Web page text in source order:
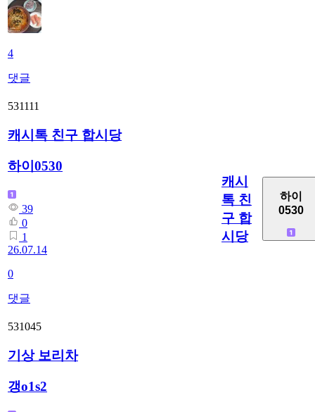
4
댓글
531111
캐시톡 친구 합시당
하이0530
39
0
1
26.07.14
0
댓글
캐시
톡 친
구 합
시당
하이
0530
531045
기상 보리차
갱o1s2